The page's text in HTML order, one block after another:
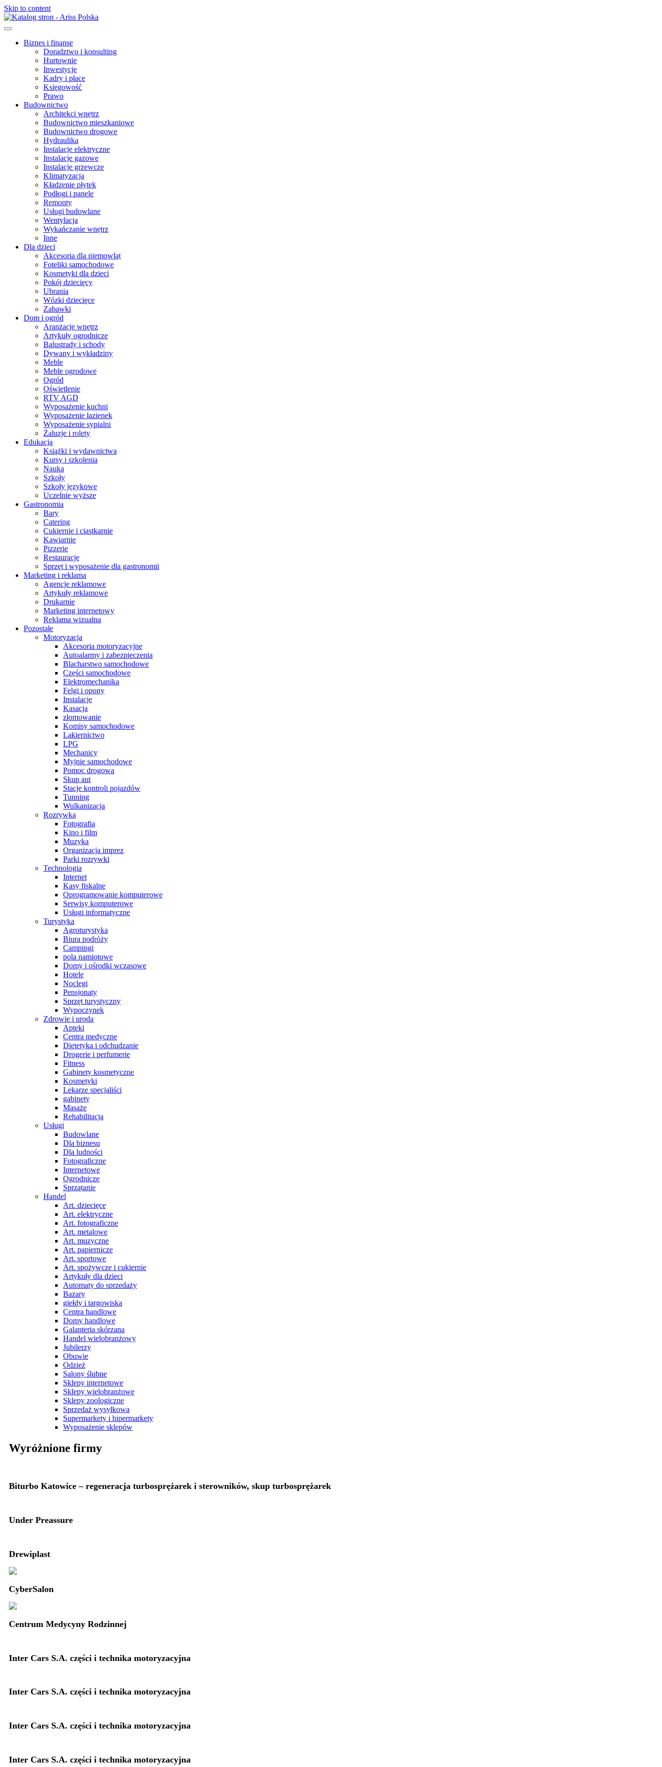
Skip to content
Biznes i finanse
Doradztwo i konsulting
Hurtownie
Inwestycje
Kadry i płace
Księgowość
Prawo
Budownictwo
Architekci wnętrz
Budownictwo mieszkaniowe
Budownictwo drogowe
Hydraulika
Instalacje elektryczne
Instalacje gazowe
Instalacje grzewcze
Klimatyzacja
Kładzenie płytek
Podłogi i panele
Remonty
Usługi budowlane
Wentylacja
Wykańczanie wnętrz
Inne
Dla dzieci
Akcesoria dla niemowląt
Foteliki samochodowe
Kosmetyki dla dzieci
Pokój dziecięcy
Ubrania
Wózki dziecięce
Zabawki
Dom i ogród
Aranżacje wnętrz
Artykuły ogrodnicze
Balustrady i schody
Dywany i wykładziny
Meble
Meble ogrodowe
Ogród
Oświetlenie
RTV AGD
Wyposażenie kuchni
Wyposażenie łazienek
Wyposażenie sypialni
Żaluzje i rolety
Edukacja
Książki i wydawnictwa
Kursy i szkolenia
Nauka
Szkoły
Szkoły językowe
Uczelnie wyższe
Gastronomia
Bary
Catering
Cukiernie i ciastkarnie
Kawiarnie
Pizzerie
Restauracje
Sprzęt i wyposażenie dla gastronomii
Marketing i reklama
Agencje reklamowe
Artykuły reklamowe
Drukarnie
Marketing internetowy
Reklama wizualna
Pozostałe
Motoryzacja
Akcesoria motoryzacyjne
Autoalarmy i zabezpieczenia
Blacharstwo samochodowe
Części samochodowe
Elektromechanika
Felgi i opony
Instalacje
Kasacja
złomowanie
Komisy samochodowe
Lakiernictwo
LPG
Mechanicy
Myjnie samochodowe
Pomoc drogowa
Skup aut
Stacje kontroli pojazdów
Tunning
Wulkanizacja
Rozrywka
Fotografia
Kino i film
Muzyka
Organizacja imprez
Parki rozrywki
Technologia
Internet
Kasy fiskalne
Oprogramowanie komputerowe
Serwisy komputerowe
Usługi informatyczne
Turystyka
Agroturystyka
Biura podróży
Campingi
pola namiotowe
Domy i ośrodki wczasowe
Hotele
Noclegi
Pensjonaty
Sprzęt turystyczny
Wypoczynek
Zdrowie i uroda
Apteki
Centra medyczne
Dietetyka i odchudzanie
Drogerie i perfumerie
Fitness
Gabinety kosmetyczne
Kosmetyki
Lekarze specjaliści
gabinety
Masaże
Rehabilitacja
Usługi
Budowlane
Dla biznesu
Dla ludności
Fotograficzne
Internetowe
Ogrodnicze
Sprzątanie
Handel
Art. dziecięce
Art. elektryczne
Art. fotograficzne
Art. metalowe
Art. muzyczne
Art. papiernicze
Art. sportowe
Art. spożywcze i cukiernie
Artykuły dla dzieci
Automaty do sprzedaży
Bazary
giełdy i targowiska
Centra handlowe
Domy handlowe
Galanteria skórzana
Handel wielobranżowy
Jubilerzy
Obuwie
Odzież
Salony ślubne
Sklepy internetowe
Sklepy wielobranżowe
Sklepy zoologiczne
Sprzedaż wysyłkowa
Supermarkety i hipermarkety
Wyposażenie sklepów
Wyróżnione firmy
Biturbo Katowice – regeneracja turbosprężarek i sterowników, skup turbosprężarek
Under Preassure
Drewiplast
CyberSalon
Centrum Medycyny Rodzinnej
Inter Cars S.A. części i technika motoryzacyjna
Inter Cars S.A. części i technika motoryzacyjna
Inter Cars S.A. części i technika motoryzacyjna
Inter Cars S.A. części i technika motoryzacyjna